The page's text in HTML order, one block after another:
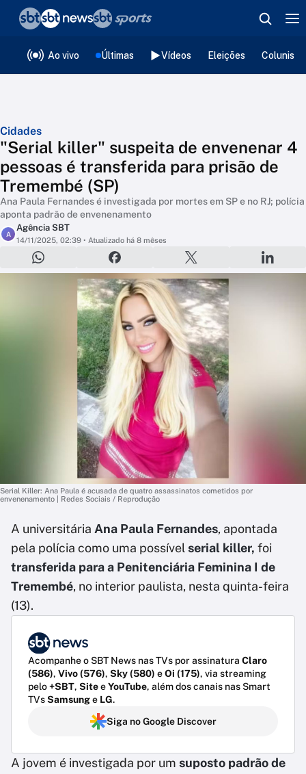
Ao vivo Últimas Vídeos Eleições
Cidades
"Serial killer" suspeita de envenenar 4
pessoas é transferida para prisão de
Tremembé (SP)
Ana Paula Fernandes é investigada por mortes em SP e no RJ; polícia
aponta padrão de envenenamento
A
Agência SBT
14/11/2025, 02:39 • Atualizado há 8 mêses
Serial Killer: Ana Paula é acusada de quatro assassinatos cometidos por
envenenamento | Redes Sociais / Reprodução
A universitária Ana Paula Fernandes, apontada
pela polícia como uma possível serial killer, foi
transferida para a Penitenciária Feminina I de
Tremembé, no interior paulista, nesta quinta-feira
(13).
Acompanhe o SBT News nas TVs por assinatura Claro
(586), Vivo (576), Sky (580) eOi (175), via streaming
pelo+SBT, SiteeYouTube, além dos canais nas Smart
TVsSamsunge LG.
Siga no Google Discover
A jovem é investigada por um suposto padrão de
❮voltar
Editorias